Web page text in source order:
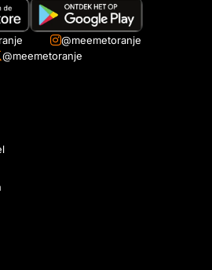
@meemetoranje
@meemetoranje